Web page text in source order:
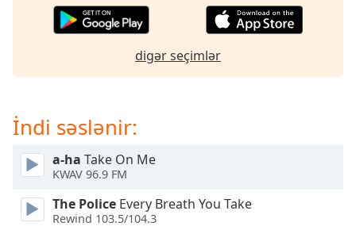
opens
subtitles
subtitles
Track
in-
Picture
digər seçimlər
İndi səslənir:
a-ha Take On Me
KWAV 96.9 FM
The Police Every Breath You Take
Rewind 103.5/104.3